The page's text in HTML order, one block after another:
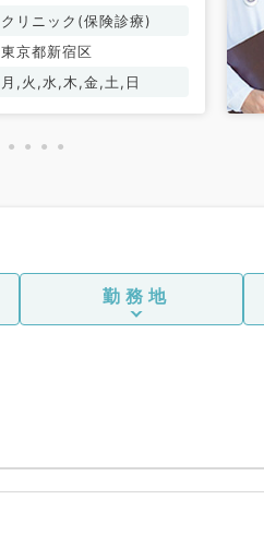
クリニック(保険診療)
東京都新宿区
月,火,水,木,金,土,日
勤務地